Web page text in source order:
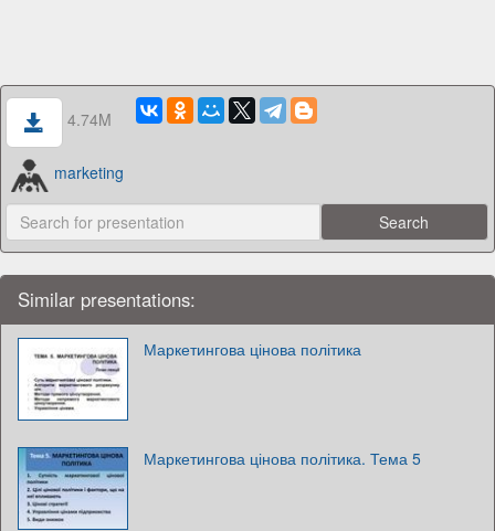
4.74M
marketing
Similar presentations:
Маркетингова цінова політика
Маркетингова цінова політика. Тема 5